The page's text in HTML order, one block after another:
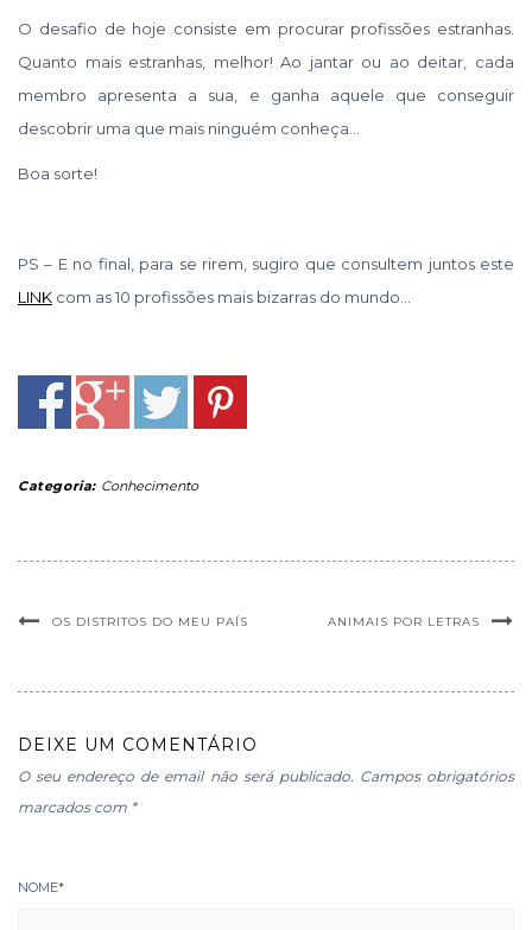
O desafio de hoje consiste em procurar profissões estranhas.
Quanto mais estranhas, melhor! Ao jantar ou ao deitar, cada
membro apresenta a sua, e ganha aquele que conseguir
descobrir uma que mais ninguém conheça…
Boa sorte!
PS – E no final, para se rirem, sugiro que consultem juntos este
LINK com as 10 profissões mais bizarras do mundo…
Categoria: Conhecimento
OS DISTRITOS DO MEU PAÍS ANIMAIS POR LETRAS
DEIXE UM COMENTÁRIO
O seu endereço de email não será publicado. Campos obrigatórios
marcados com *
NOME*